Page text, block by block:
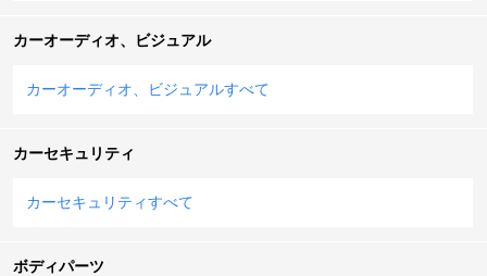
カーオーディオ、ビジュアル
カーオーディオ、ビジュアルすべて
カーセキュリティ
カーセキュリティすべて
ボディパーツ